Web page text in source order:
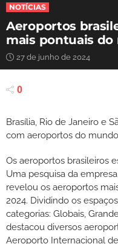
NOTÍCIAS
Aeroportos
mais pontuais do
27 de junho de 2024
0
Brasília, Rio de Janeiro e
com aeroportos do
Os aeroportos brasileiros
Uma pesquisa da
revelou os aeroportos
2024. Dividindo os
categorias: Globais,
destacou diversos
Aeroporto Internacional